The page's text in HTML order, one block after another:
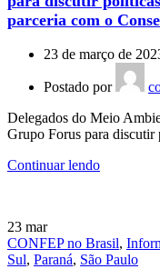
parceria com o
23 de março de
Postado por
Delegados do Meio
Grupo Forus para discutir
Continuar lendo
23 mar
CONFEP no Brasil,
Sul, Paraná, São Paulo